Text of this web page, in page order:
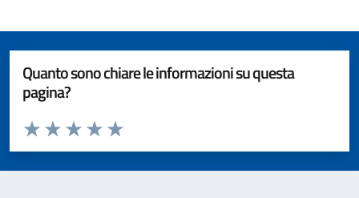
Quanto sono chiare le informazioni su questa
pagina?
Valuta da 1 a 5 stelle la pagina
Valuta 5 stelle su 5
Valuta 4 stelle su 5
Valuta 3 stelle su 5
Valuta 2 stelle su 5
Valuta 1 stelle su 5